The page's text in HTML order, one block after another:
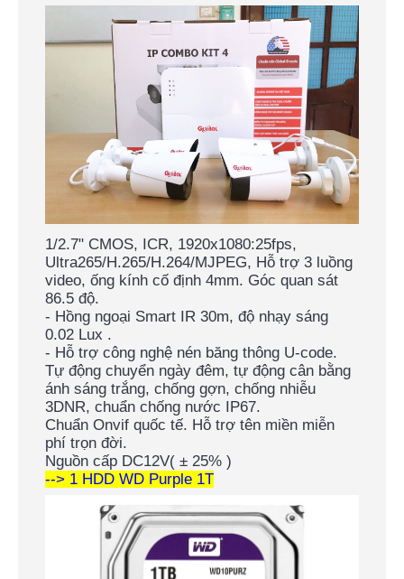
1/2.7" CMOS, ICR, 1920x1080:25fps,
Ultra265/H.265/H.264/MJPEG, Hỗ trợ 3 luồng
video, ống kính cố định 4mm. Góc quan sát
86.5 độ.
- Hồng ngoại Smart IR 30m, độ nhạy sáng
0.02 Lux .
- Hỗ trợ công nghệ nén băng thông U-code.
Tự động chuyển ngày đêm, tự động cân bằng
ánh sáng trắng, chống gợn, chống nhiễu
3DNR, chuẩn chống nước IP67.
Chuẩn Onvif quốc tế. Hỗ trợ tên miền miễn
phí trọn đời.
Nguồn cấp DC12V( ± 25% )
--> 1 HDD WD Purple 1T